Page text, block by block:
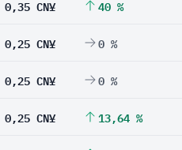
0,35 CN¥ 40 %
0,25 CN¥ 0 %
0,25 CN¥ 0 %
0,25 CN¥ 13,64 %